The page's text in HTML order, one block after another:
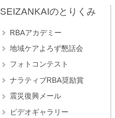
SEIZANKAIのとりくみ
RBAアカデミー
地域ケアよろず懇話会
フォトコンテスト
ナラティブRBA奨励賞
震災復興メール
ビデオギャラリー